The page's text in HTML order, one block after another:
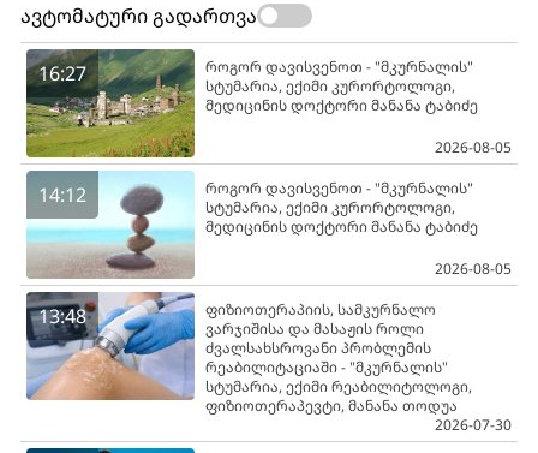
ავტომატური გადართვა
16:27
როგორ დავისვენოთ - "მკურნალის"
სტუმარია, ექიმი კურორტოლოგი,
მედიცინის დოქტორი მანანა ტაბიძე
2026-08-05
14:12
როგორ დავისვენოთ - "მკურნალის"
სტუმარია, ექიმი კურორტოლოგი,
მედიცინის დოქტორი მანანა ტაბიძე
2026-08-05
13:48
ფიზიოთერაპიის, სამკურნალო
ვარჯიშისა და მასაჟის როლი
ძვალსახსროვანი პრობლემის
რეაბილიტაციაში - "მკურნალის"
სტუმარია, ექიმი რეაბილიტოლოგი,
ფიზიოთერაპევტი, მანანა თოდუა
2026-07-30